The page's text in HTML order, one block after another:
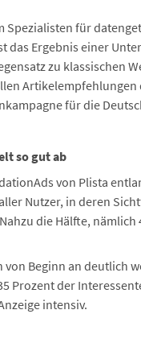
Spezialisten für
das Ergebnis einer
zu klassischen
für die
so gut ab
von Plista
Nutzer, in deren
die Hälfte,
Beginn an deutlich
Prozent der
intensiv.